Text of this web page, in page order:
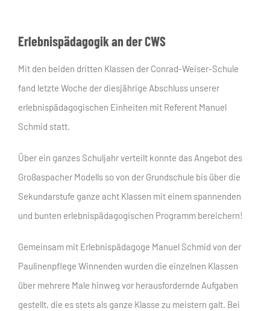
Erlebnispädagogik an der CWS
Mit den beiden dritten Klassen der Conrad-Weiser-Schule
fand letzte Woche der diesjährige Abschluss unserer
erlebnispädagogischen Einheiten mit Referent Manuel
Schmid statt.
Über ein ganzes Schuljahr verteilt konnte das Angebot des
Großaspacher Modells so von der Grundschule bis über die
Sekundarstufe ganze acht Klassen mit einem spannenden
und bunten erlebnispädagogischen Programm bereichern!
Gemeinsam mit Erlebnispädagoge Manuel Schmid von der
Paulinenpflege Winnenden wurden die einzelnen Klassen
über mehrere Male hinweg vor herausfordernde Aufgaben
gestellt, die es stets als ganze Klasse zu meistern galt. Bei